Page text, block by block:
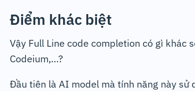
Điểm khác biệt
Vậy Full Line code completion có gì khác
Codeium,…?
Đầu tiên là AI model mà tính năng này sử